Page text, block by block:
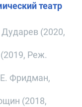
театр
(2020,
Реж.
Фридман,
(2018,